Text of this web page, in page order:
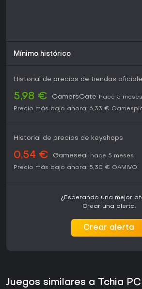
Mínimo histórico
Historial de precios de tiendas
5,98 € GamersGate
hace 5 meses
Precio más bajo ahora: 6,33 €
Historial de precios de keyshops
0,54 € Gameseal
hace 5 meses
Precio más bajo ahora: 5,30 € GAMIVO
¿Esperando una mejor
Crear una alerta.
Crear alerta
Juegos similares a Tchia PC